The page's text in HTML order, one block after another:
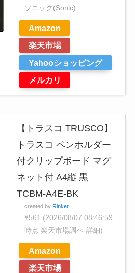
ソニック(Sonic)
Amazon
楽天市場
Yahooショッピング
メルカリ
【トラスコ TRUSCO】
トラスコ ペンホルダー
付クリップボード マグ
ネット付 A4縦 黒
TCBM-A4E-BK
created by Rinker
¥561 (2026/08/07 08:46:59
時点 楽天市場調べ-詳細)
Amazon
楽天市場